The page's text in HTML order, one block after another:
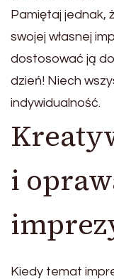
Pamiętaj jednak,
swojej własnej
dostosować ją
dzień! Niech
indywidualność.
i
Kiedy temat